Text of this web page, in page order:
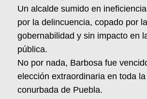
Un alcalde sumido en
por la delincuencia, copado por
gobernabilidad y sin impacto en
pública.
No por nada, Barbosa fue
elección extraordinaria en toda
conurbada de Puebla.